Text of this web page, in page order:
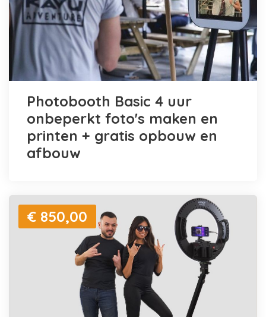
Photobooth Basic 4 uur
onbeperkt foto's maken en
printen + gratis opbouw en
afbouw
€ 850,00